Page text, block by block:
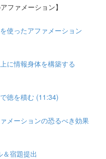
ファメーション】
使ったアファメーション
に情報身体を構築する
徳を積む (11:34)
メーションの恐るべき効果
宿題提出